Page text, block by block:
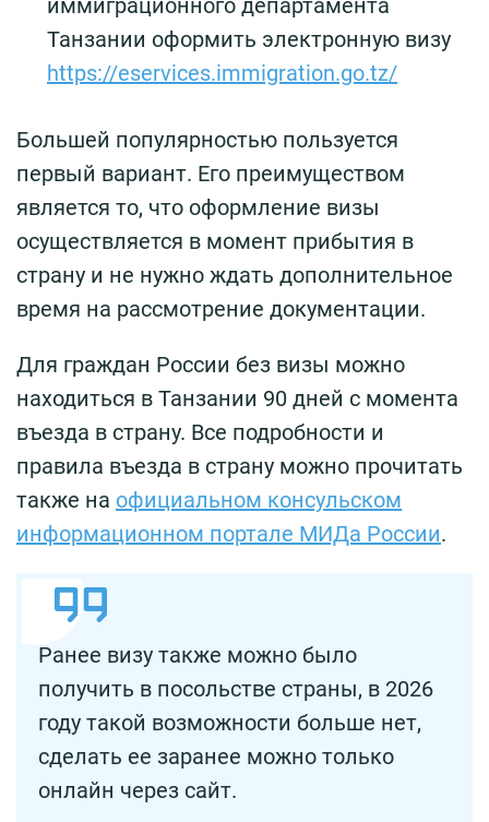
иммиграционного департамента
Танзании оформить электронную визу
https://eservices.immigration.go.tz/
Большей популярностью пользуется
первый вариант. Его преимуществом
является то, что оформление визы
осуществляется в момент прибытия в
страну и не нужно ждать дополнительное
время на рассмотрение документации.
Для граждан России без визы можно
находиться в Танзании 90 дней с момента
въезда в страну. Все подробности и
правила въезда в страну можно прочитать
также на официальном консульском
информационном портале МИДа России.
Ранее визу также можно было
получить в посольстве страны, в 2026
году такой возможности больше нет,
сделать ее заранее можно только
онлайн через сайт.